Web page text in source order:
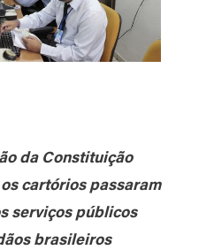
da Constituição
cartórios passaram
serviços públicos
brasileiros